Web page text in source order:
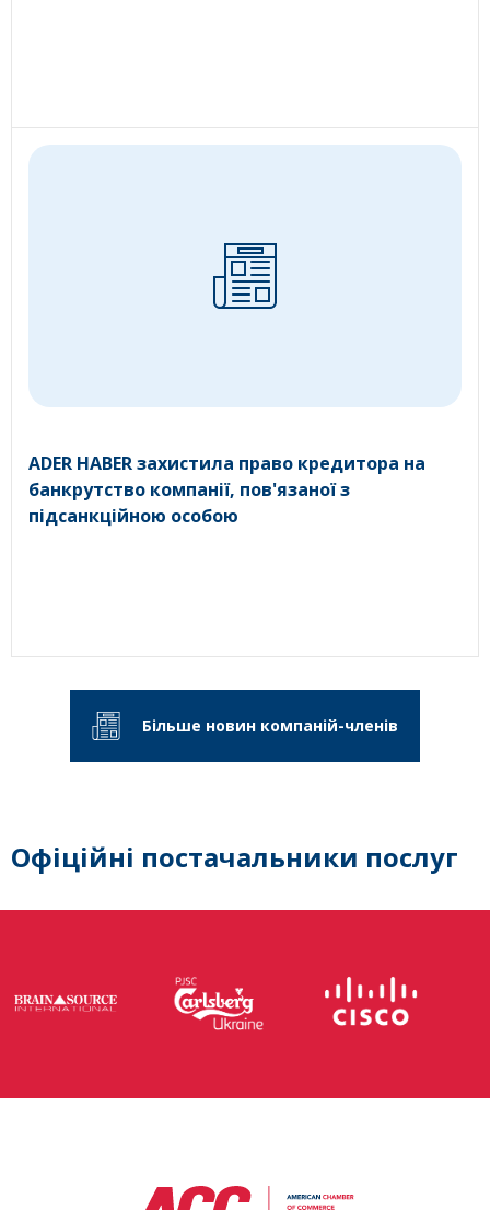
ADER HABER захистила право кредитора на
банкрутство компанії, пов'язаної з
підсанкційною особою
Більше новин компаній-членів
Офіційні постачальники послуг